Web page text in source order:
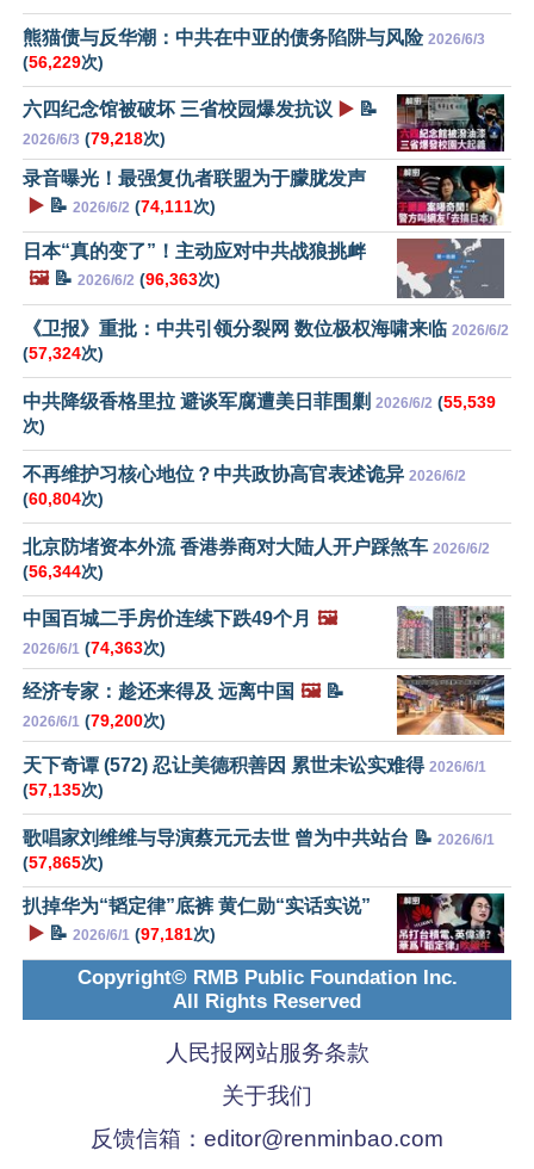
熊猫债与反华潮：中共在中亚的债务陷阱与风险 2026/6/3
(56,229次)
六四纪念馆被破坏 三省校园爆发抗议 ▶️ 📝
2026/6/3 (79,218次)
录音曝光！最强复仇者联盟为于朦胧发声
▶️ 📝 2026/6/2 (74,111次)
日本“真的变了”！主动应对中共战狼挑衅
🖼️📝 2026/6/2 (96,363次)
《卫报》重批：中共引领分裂网 数位极权海啸来临 2026/6/2
(57,324次)
中共降级香格里拉 避谈军腐遭美日菲围剿 2026/6/2 (55,539
次)
不再维护习核心地位？中共政协高官表述诡异 2026/6/2
(60,804次)
北京防堵资本外流 香港券商对大陆人开户踩煞车 2026/6/2
(56,344次)
中国百城二手房价连续下跌49个月 🖼️
2026/6/1 (74,363次)
经济专家：趁还来得及 远离中国 🖼️📝
2026/6/1 (79,200次)
天下奇谭 (572) 忍让美德积善因 累世未讼实难得 2026/6/1
(57,135次)
歌唱家刘维维与导演蔡元元去世 曾为中共站台 📝 2026/6/1
(57,865次)
扒掉华为“韬定律”底裤 黄仁勋“实话实说”
▶️ 📝 2026/6/1 (97,181次)
Copyright© RMB Public Foundation Inc.
All Rights Reserved
人民报网站服务条款
关于我们
反馈信箱： editor@renminbao.com